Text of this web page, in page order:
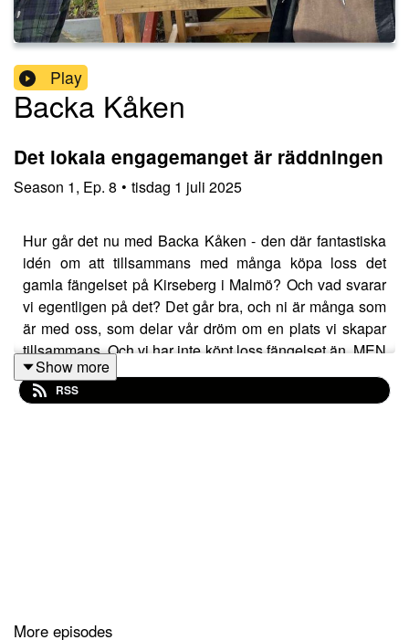
Play
Backa Kåken
Det lokala engagemanget är räddningen
Season 1, Ep. 8 • tisdag 1 juli 2025
Hur går det nu med Backa Kåken - den där fantastiska
idén om att tillsammans med många köpa loss det
gamla fängelset på Kirseberg i Malmö? Och vad svarar
vi egentligen på det? Det går bra, och ni är många som
är med oss, som delar vår dröm om en plats vi skapar
tillsammans. Och vi har inte köpt loss fängelset än, MEN
vi har under våren startat upp en mycket ambitiös
crowdfunding kampanj, där vi nu är cirka 320 delägare
Show more
RSS
More episodes